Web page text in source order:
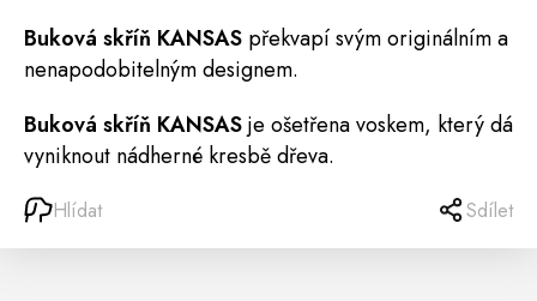
Buková skříň KANSAS překvapí svým originálním a
nenapodobitelným designem.
Buková skříň KANSASje ošetřena voskem, který dá
vyniknout nádherné kresbě dřeva.
Hlídat Sdílet